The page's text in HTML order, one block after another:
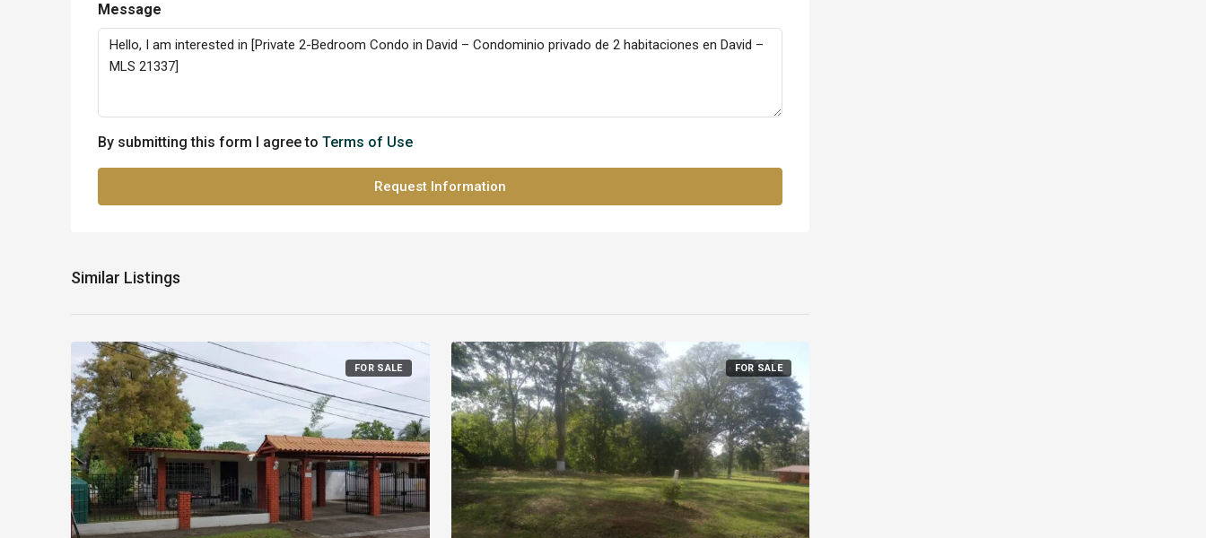
Message
By submitting this form I agree to Terms of Use
Request Information
Similar Listings
FOR SALE FOR SALE